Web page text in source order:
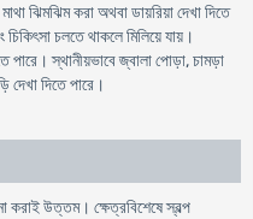
ঝিমঝিম করা অথবা ডায়রিয়া দেখা দিতে
চলতে থাকলে মিলিয়ে যায়।
পারে। স্থানীয়ভাবে জ্বালা পোড়া, চামড়া
দিতে পারে।
না করাই উত্তম। ক্ষেত্রবিশেষে স্বল্প